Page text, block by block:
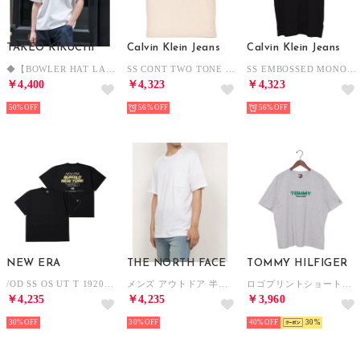
TAKEO KIKUCHI
￥4,400
50%
Calvin Klein Jeans
￥4,323
56%
Calvin Klein Jeans
￥4,323
56%
NEW ERA
￥4,235
30%
THE NORTH FACE
￥4,235
30%
TOMMY HILFIGER
￥3,960
40% 30